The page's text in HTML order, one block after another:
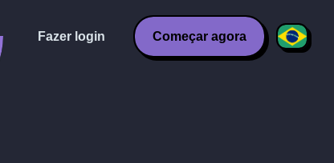
Fazer login Começar agora